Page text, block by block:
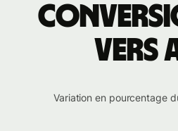
vers
Variation en pourcentage